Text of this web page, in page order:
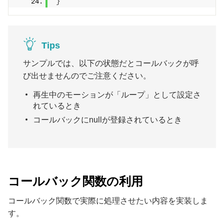
}
Tips
サンプルでは、以下の状態だとコールバックが呼
び出せませんのでご注意ください。
再生中のモーションが「ループ」として設定さ
れているとき
コールバックにnullが登録されているとき
コールバック関数の利用
コールバック関数で実際に処理させたい内容を実装しま
す。